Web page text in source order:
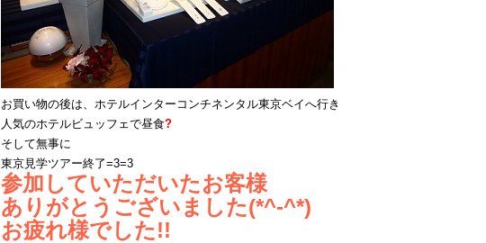
お買い物の後は、ホテルインターコンチネンタル東京ベイへ行き
人気のホテルビュッフェで昼食?
そして無事に
東京見学ツアー終了=3=3
参加していただいたお客様
ありがとうございました(*^-^*)
お疲れ様でした!!